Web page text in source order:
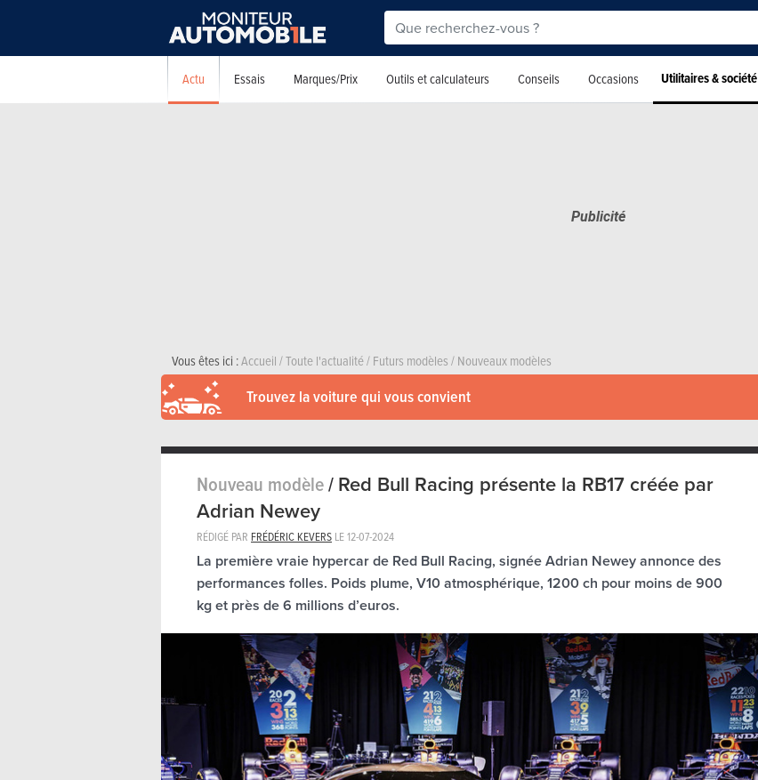
Actu Essais Marques/Prix Outils et calculateurs Conseils Occasions Utilitaires & société
Vous êtes ici :Accueil/Toute l'actualité/Futurs modèles/Nouveaux modèles
Trouvez la voiture qui vous convient
Nouveau modèle/Red Bull Racing présente la RB17 créée par
Adrian Newey
RÉDIGÉ PAR FRÉDÉRIC KEVERS LE12-07-2024
La première vraie hypercar de Red Bull Racing, signée Adrian Newey annonce des
performances folles. Poids plume, V10 atmosphérique, 1200 ch pour moins de 900
kg et près de 6 millions d’euros.